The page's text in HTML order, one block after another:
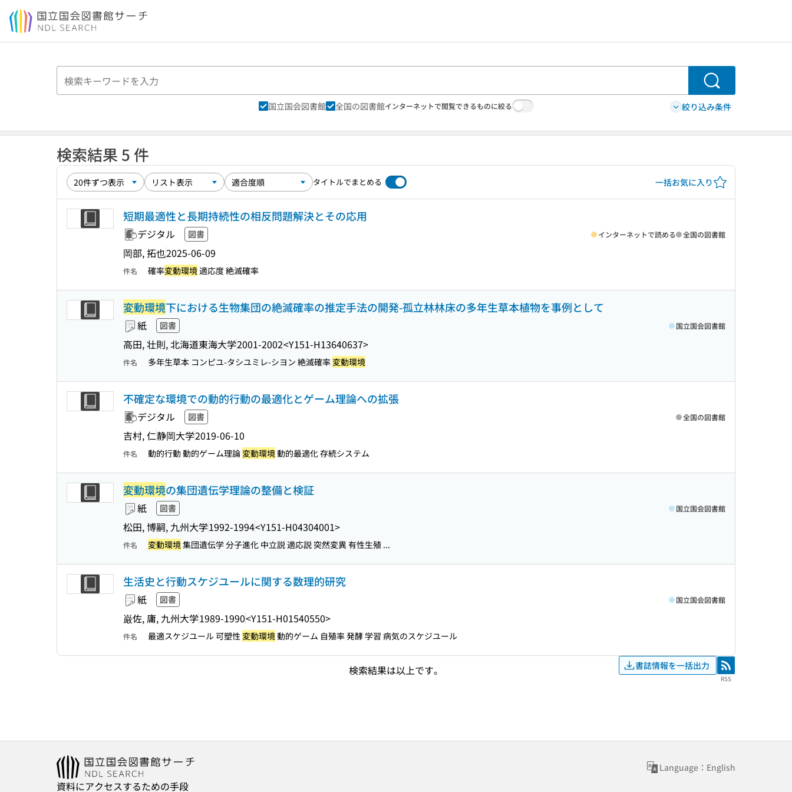
本文へ移動
検索
国立国会図書館 全国の図書館インターネットで閲覧できるものに絞る 絞り込み条件
検索結果 5 件
タイトルでまとめる 一括お気に入り
短期最適性と長期持続性の相反問題解決とその応用
デジタル 図書
岡部, 拓也2025-06-09
インターネットで読める 全国の図書館
件名 確率変動環境適応度 絶滅確率
変動環境下における生物集団の絶滅確率の推定手法の開発-孤立林林床の多年生草本植物を事例として
紙 図書
高田, 壮則, 北海道東海大学2001-2002<Y151-H13640637>
国立国会図書館
件名 多年生草本 コンピユ-タシユミレ-シヨン 絶滅確率変動環境
不確定な環境での動的行動の最適化とゲーム理論への拡張
デジタル 図書
吉村, 仁静岡大学2019-06-10
全国の図書館
件名 動的行動 動的ゲーム理論変動環境動的最適化 存続システム
変動環境の集団遺伝学理論の整備と検証
紙 図書
松田, 博嗣, 九州大学1992-1994<Y151-H04304001>
国立国会図書館
件名 変動環境集団遺伝学 分子進化 中立説 適応説 突然変異 有性生殖 ...
生活史と行動スケジユールに関する数理的研究
紙 図書
巌佐, 庸, 九州大学1989-1990<Y151-H01540550>
国立国会図書館
件名 最適スケジユール 可塑性変動環境動的ゲーム 自殖率 発酵 学習 病気のスケジユール
検索結果は以上です。 書誌情報を一括出力 RSS
RSS
Language：English
資料にアクセスするための手段